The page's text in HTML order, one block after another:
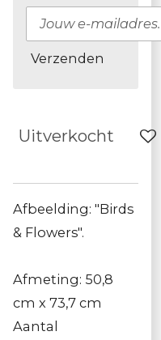
Verzenden
Uitverkocht
Afbeelding: "Birds
& Flowers".
Afmeting: 50,8
cm x 73,7 cm
Aantal